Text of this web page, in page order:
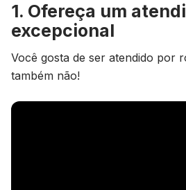
1. Ofereça um
excepcional
Você gosta de ser atendido por
também não!